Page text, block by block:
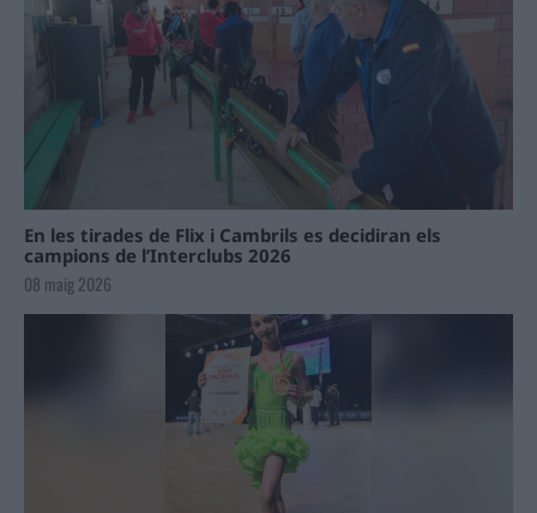
En les tirades de Flix i Cambrils es decidiran els
campions de l’Interclubs 2026
08 maig 2026